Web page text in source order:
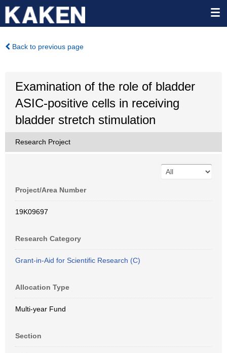
Back to previous page
Examination of the role of bladder
ASIC-positive cells in receiving
bladder stretch stimulation
Research Project
Project/Area Number
19K09697
Research Category
Grant-in-Aid for Scientific Research (C)
Allocation Type
Multi-year Fund
Section